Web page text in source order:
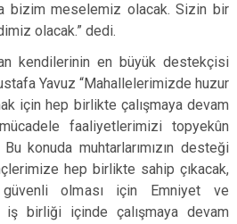
bizim meselemiz olacak. Sizin bir
olacak.” dedi.
kendilerinin en büyük destekçisi
Yavuz “Mahallelerimizde huzur
için hep birlikte çalışmaya devam
faaliyetlerimizi topyekûn
konuda muhtarlarımızın desteği
hep birlikte sahip çıkacak,
güvenli olması için Emniyet ve
iş birliği içinde çalışmaya devam